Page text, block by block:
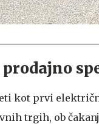
kot prvi
trgih, ob